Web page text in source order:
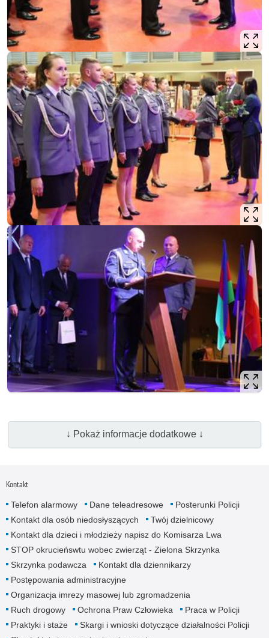
↓ Pokaż informacje dodatkowe ↓
Kontakt
Telefon alarmowy Dane teleadresowe
Posterunki Policji
Kontakt dla osób niedosłyszących
Twój dzielnicowy
Kontakt dla dzieci i młodzieży napisz do Komisarza Lwa
STOP okrucieńswtu wobec zwierząt - Zielona Skrzynka
Skrzynka podawcza
Kontakt dla dziennikarzy
Postępowania administracyjne
Organizacja imrezy masowej lub zgromadzenia
Ruch drogowy
Ochrona Praw Człowieka
Praca w Policji
Praktyki i staże
Skargi i wnioski dotyczące działalności Policji